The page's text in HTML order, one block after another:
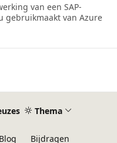
van een SAP-
gebruikmaakt van Azure
Thema
Blog Bijdragen